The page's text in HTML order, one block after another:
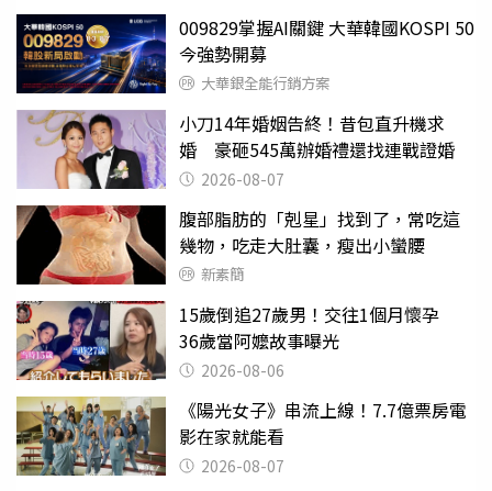
009829掌握AI關鍵 大華韓國KOSPI 50
今強勢開募
大華銀全能行銷方案
小刀14年婚姻告終！昔包直升機求
婚 豪砸545萬辦婚禮還找連戰證婚
2026-08-07
腹部脂肪的「剋星」找到了，常吃這
幾物，吃走大肚囊，瘦出小蠻腰
新素簡
15歲倒追27歲男！交往1個月懷孕
36歲當阿嬤故事曝光
2026-08-06
《陽光女子》串流上線！7.7億票房電
影在家就能看
2026-08-07